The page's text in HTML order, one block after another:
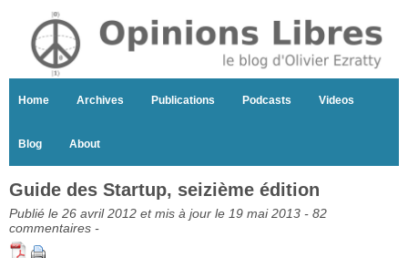
Home Archives Publications Podcasts Videos
Blog About
Guide des Startup, seizième édition
Publié le 26 avril 2012 et mis à jour le 19 mai 2013 - 82
commentaires -